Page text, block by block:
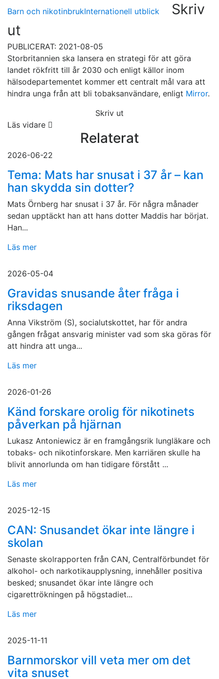
Barn och nikotinbrukInternationell utblick
Skriv
ut
PUBLICERAT: 2021-08-05
Storbritannien ska lansera en strategi för att göra
landet rökfritt till år 2030 och enligt källor inom
hälsodepartementet kommer ett centralt mål vara att
hindra unga från att bli tobaksanvändare, enligt Mirror.
Skriv ut
Läs vidare
Relaterat
2026-06-22
Tema: Mats har snusat i 37 år – kan
han skydda sin dotter?
Mats Örnberg har snusat i 37 år. För några månader
sedan upptäckt han att hans dotter Maddis har börjat.
Han...
Läs mer
2026-05-04
Gravidas snusande åter fråga i
riksdagen
Anna Vikström (S), socialutskottet, har för andra
gången frågat ansvarig minister vad som ska göras för
att hindra att unga...
Läs mer
2026-01-26
Känd forskare orolig för nikotinets
påverkan på hjärnan
Lukasz Antoniewicz är en framgångsrik lungläkare och
tobaks- och nikotinforskare. Men karriären skulle ha
blivit annorlunda om han tidigare förstått ...
Läs mer
2025-12-15
CAN: Snusandet ökar inte längre i
skolan
Senaste skolrapporten från CAN, Centralförbundet för
alkohol- och narkotikaupplysning, innehåller positiva
besked; snusandet ökar inte längre och
cigarettrökningen på högstadiet...
Läs mer
2025-11-11
Barnmorskor vill veta mer om det
vita snuset